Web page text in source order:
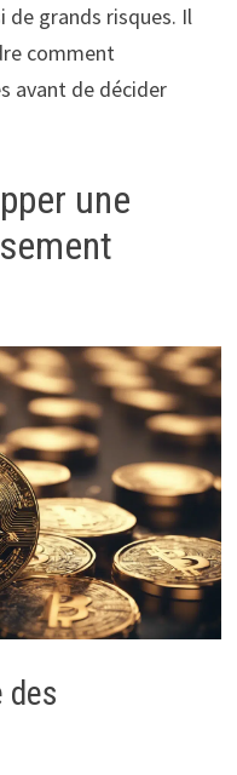
de grands risques. Il
comment
avant de décider
une
des